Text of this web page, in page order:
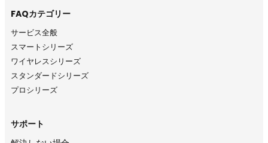
FAQカテゴリー
サービス全般
スマートシリーズ
ワイヤレスシリーズ
スタンダードシリーズ
プロシリーズ
サポート